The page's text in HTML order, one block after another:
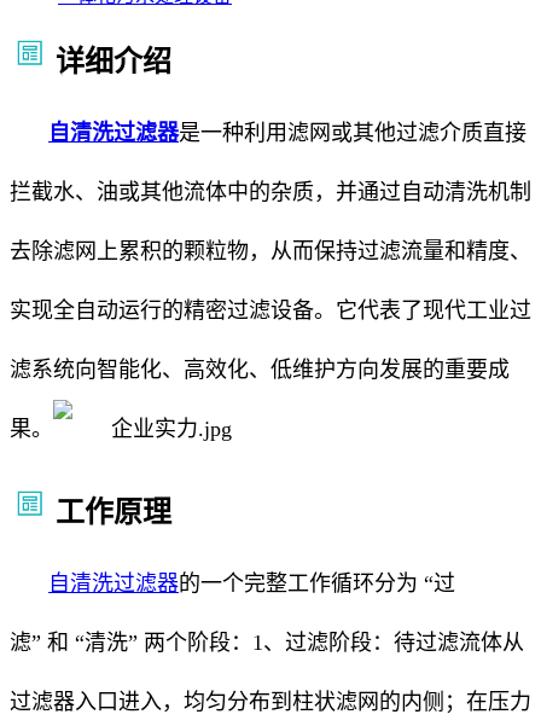
详细介绍
自清洗过滤器是一种利用滤网或其他过滤介质直接
拦截水、油或其他流体中的杂质，并通过自动清洗机制
去除滤网上累积的颗粒物，从而保持过滤流量和精度、
实现全自动运行的精密过滤设备。它代表了现代工业过
滤系统向智能化、高效化、低维护方向发展的重要成
果。
工作原理
自清洗过滤器的一个完整工作循环分为 “过
滤” 和 “清洗” 两个阶段：1、过滤阶段：待过滤流体从
过滤器入口进入，均匀分布到柱状滤网的内侧；在压力